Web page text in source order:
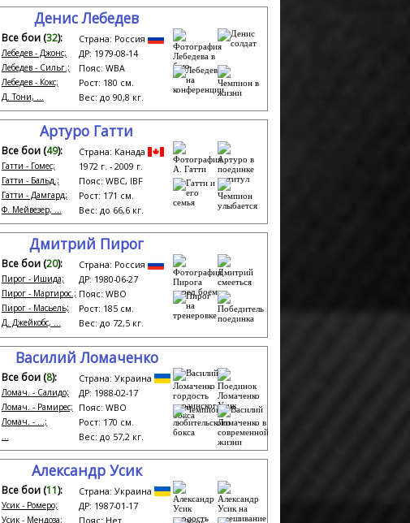
Денис Лебедев
Все бои (32):
Лебедев - Джонс;
Лебедев - Сильг.;
Лебедев - Кокс;
Д. Тони, ...
Страна: Россия
ДР: 1979-08-14
Пояс: WBA
Рост: 180 см.
Вес: до 90,8 кг.
Артуро Гатти
Все бои (49):
Гатти - Гомес;
Гатти - Бальд.;
Гатти - Дамгард;
Ф. Мейвезер, ...
Страна: Канада
1972 г. - 2009 г.
Пояс: WBC, IBF
Рост: 171 см.
Вес: до 66,6 кг.
Дмитрий Пирог
Все бои (20):
Пирог - Ишида;
Пирог - Мартирос.;
Пирог - Масьель;
Д. Джейкобс, ...
Страна: Россия
ДР: 1980-06-27
Пояс: WBO
Рост: 185 см.
Вес: до 72,5 кг.
Василий Ломаченко
Все бои (8):
Ломач. - Салидо;
Ломач. - Рамирес;
Ломач. - ...;
...
Страна: Украина
ДР: 1988-02-17
Пояс: WBO
Рост: 170 см.
Вес: до 57,2 кг.
Александр Усик
Все бои (11):
Усик - Ромеро;
Усик - Мендоза;
Страна: Украина
ДР: 1987-01-17
Пояс: Нет